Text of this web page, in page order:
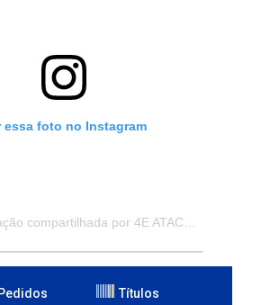
essa foto no Instagram
Títulos